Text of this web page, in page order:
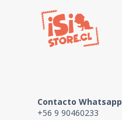
Contacto Whatsapp
+56 9 90460233